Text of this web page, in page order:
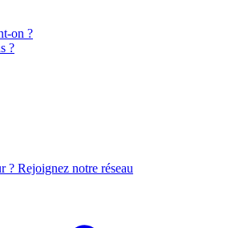
on ?
?
? Rejoignez notre réseau